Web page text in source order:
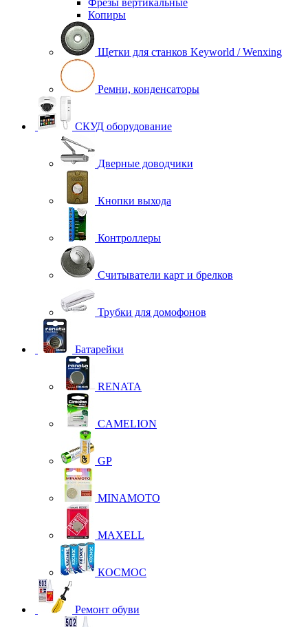
Фрезы вертикальные
Копиры
Щетки для станков Keyworld / Wenxing
Ремни, конденсаторы
СКУД оборудование
Дверные доводчики
Кнопки выхода
Контроллеры
Считыватели карт и брелков
Трубки для домофонов
Батарейки
RENATA
CAMELION
GP
MINAMOTO
MAXELL
КОСМОС
Ремонт обуви